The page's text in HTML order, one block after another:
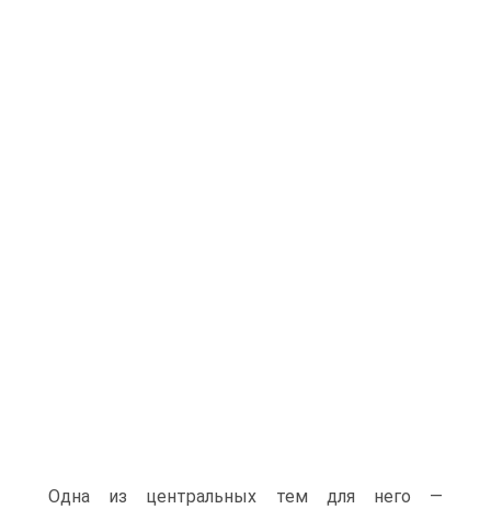
Одна из центральных тем для него —